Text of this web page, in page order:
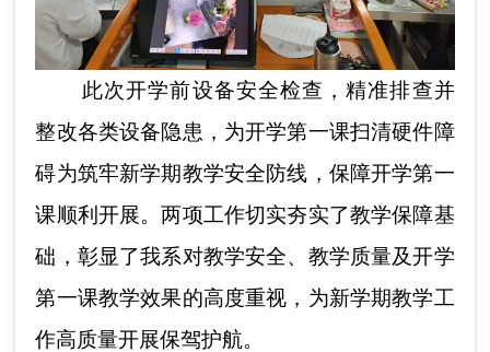
此次开学前设备安全检查，精准排查并
整改各类设备隐患，为开学第一课扫清硬件障
碍为筑牢新学期教学安全防线，保障开学第一
课顺利开展。两项工作切实夯实了教学保障基
础，彰显了我系对教学安全、教学质量及开学
第一课教学效果的高度重视，为新学期教学工
作高质量开展保驾护航。